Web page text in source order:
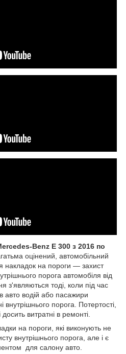
Benz E 300 з 2016 по
оцінений, автомобільний
накладок на пороги — захист
порога автомобіля від
з'являються тоді, коли під час
авто водій або пасажири
внутрішнього порога. Потертості,
витратні в ремонті.
на пороги, які виконують не
внутрішнього порога, але і є
для салону авто.